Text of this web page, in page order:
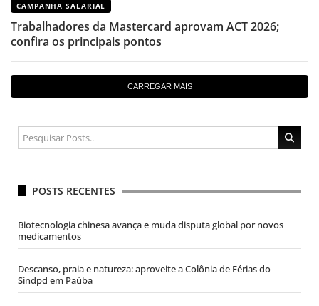
CAMPANHA SALARIAL
Trabalhadores da Mastercard aprovam ACT 2026;
confira os principais pontos
CARREGAR MAIS
POSTS RECENTES
Biotecnologia chinesa avança e muda disputa global por novos
medicamentos
Descanso, praia e natureza: aproveite a Colônia de Férias do
Sindpd em Paúba